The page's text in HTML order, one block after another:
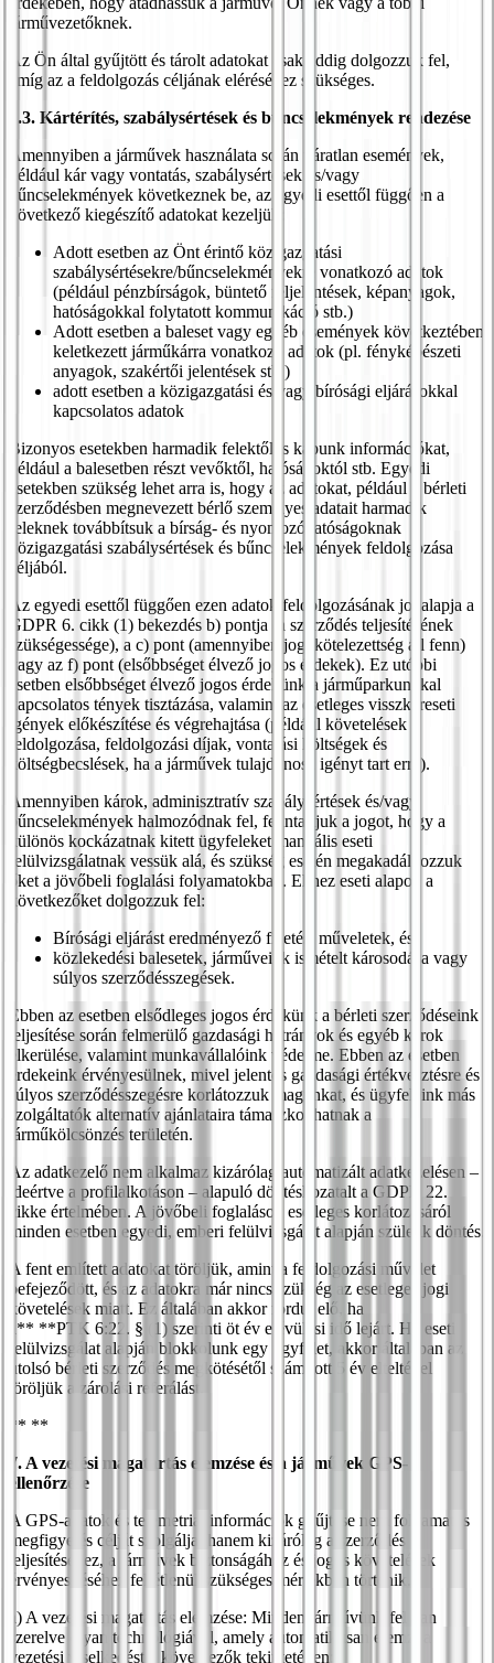
járművezetőknek.
Az Ön által gyűjtött és tárolt adatokat csak addig dolgozzuk fel,
amíg az a feldolgozás céljának eléréséhez szükséges.
6.3. Kártérítés, szabálysértések és bűncselekmények rendezése
Amennyiben a járművek használata során váratlan események,
például kár vagy vontatás, szabálysértések és/vagy
bűncselekmények következnek be, az egyedi esettől függően a
következő kiegészítő adatokat kezeljük:
Adott esetben az Önt érintő közigazgatási
szabálysértésekre/bűncselekményekre vonatkozó adatok
(például pénzbírságok, büntető feljelentések, képanyagok,
hatóságokkal folytatott kommunikáció stb.)
Adott esetben a baleset vagy egyéb események következtében
keletkezett járműkárra vonatkozó adatok (pl. fényképészeti
anyagok, szakértői jelentések stb.)
adott esetben a közigazgatási és/vagy bírósági eljárásokkal
kapcsolatos adatok
Bizonyos esetekben harmadik felektől is kapunk információkat,
például a balesetben részt vevőktől, hatóságoktól stb. Egyedi
esetekben szükség lehet arra is, hogy az adatokat, például a bérleti
szerződésben megnevezett bérlő személyes adatait harmadik
feleknek továbbítsuk a bírság- és nyomozóhatóságoknak
közigazgatási szabálysértések és bűncselekmények feldolgozása
céljából.
Az egyedi esettől függően ezen adatok feldolgozásának jogalapja a
GDPR 6. cikk (1) bekezdés b) pontja (a szerződés teljesítésének
szükségessége), a c) pont (amennyiben jogi kötelezettség áll fenn)
vagy az f) pont (elsőbbséget élvező jogos érdekek). Ez utóbbi
esetben elsőbbséget élvező jogos érdekünk a járműparkunkkal
kapcsolatos tények tisztázása, valamint az esetleges visszkereseti
igények előkészítése és végrehajtása (például követelések
feldolgozása, feldolgozási díjak, vontatási költségek és
költségbecslések, ha a járművek tulajdonosa igényt tart erre).
Amennyiben károk, adminisztratív szabálysértések és/vagy
bűncselekmények halmozódnak fel, fenntartjuk a jogot, hogy a
különös kockázatnak kitett ügyfeleket manuális eseti
felülvizsgálatnak vessük alá, és szükség esetén megakadályozzuk
őket a jövőbeli foglalási folyamatokban. Ehhez eseti alapon a
következőket dolgozzuk fel:
Bírósági eljárást eredményező fizetési műveletek, és
közlekedési balesetek, járműveink ismételt károsodása vagy
súlyos szerződésszegések.
Ebben az esetben elsődleges jogos érdekünk a bérleti szerződéseink
teljesítése során felmerülő gazdasági hátrányok és egyéb károk
elkerülése, valamint munkavállalóink védelme. Ebben az esetben
érdekeink érvényesülnek, mivel jelentős gazdasági értékvesztésre és
súlyos szerződésszegésre korlátozzuk magunkat, és ügyfeleink más
szolgáltatók alternatív ajánlataira támaszkodhatnak a
járműkölcsönzés területén.
Az adatkezelő nem alkalmaz kizárólag automatizált adatkezelésen –
ideértve a profilalkotáson – alapuló döntéshozatalt a GDPR 22.
cikke értelmében. A jövőbeli foglalások esetleges korlátozásáról
minden esetben egyedi, emberi felülvizsgálat alapján születik döntés.
A fent említett adatokat töröljük, amint a feldolgozási művelet
befejeződött, és az adatokra már nincs szükség az esetleges jogi
követelések miatt. Ez általában akkor fordul elő, ha
a** **PTK 6:22. § (1) szerinti öt év elévülési idő lejárt. Ha eseti
felülvizsgálat alapján blokkolunk egy ügyfelet, akkor általában az
utolsó bérleti szerződés megkötésétől számított 5 év elteltével
töröljük a zárolási referálást.
** **
7. A vezetési magatartás elemzése és a járművek GPS-
ellenőrzése
A GPS-adatok és telemetriai információk gyűjtése nem folyamatos
megfigyelés célját szolgálja, hanem kizárólag a szerződés
teljesítéséhez, a járművek biztonságához és jogos követelések
érvényesítéséhez feltétlenül szükséges mértékben történik.
a) A vezetési magatartás elemzése: Minden járművünk fel van
szerelve olyan technológiával, amely automatikusan elemzi a
vezetési viselkedést a következők tekintetében: